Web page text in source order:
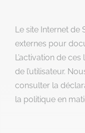
Le site Internet de
externes pour
L’activation de
de l’utilisateur.
consulter la
la politique en